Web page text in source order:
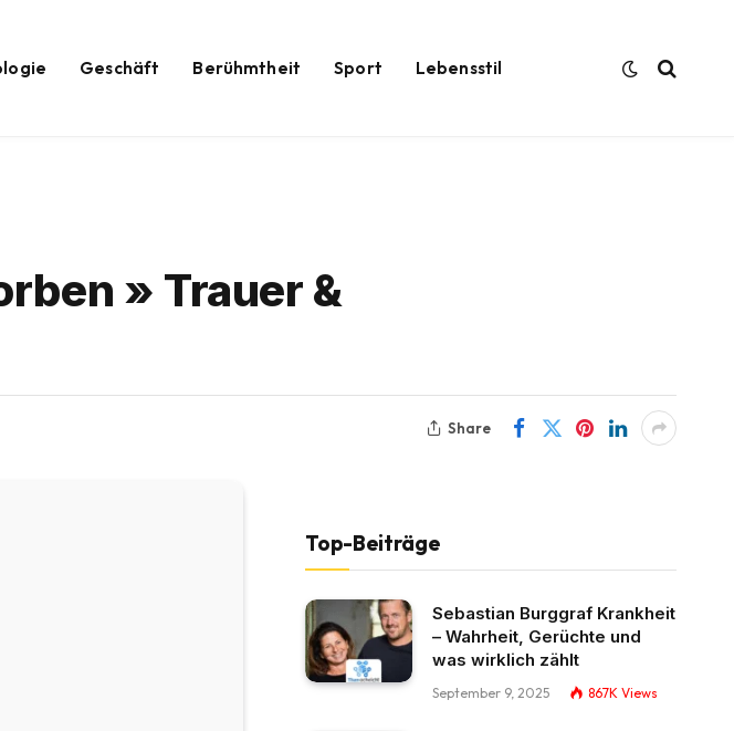
Geschäft Berühmtheit Sport Lebensstil
» Trauer &
Share
Top-Beiträge
Sebastian Burggraf Krankheit
– Wahrheit, Gerüchte und
was wirklich zählt
September 9, 2025 867K Views